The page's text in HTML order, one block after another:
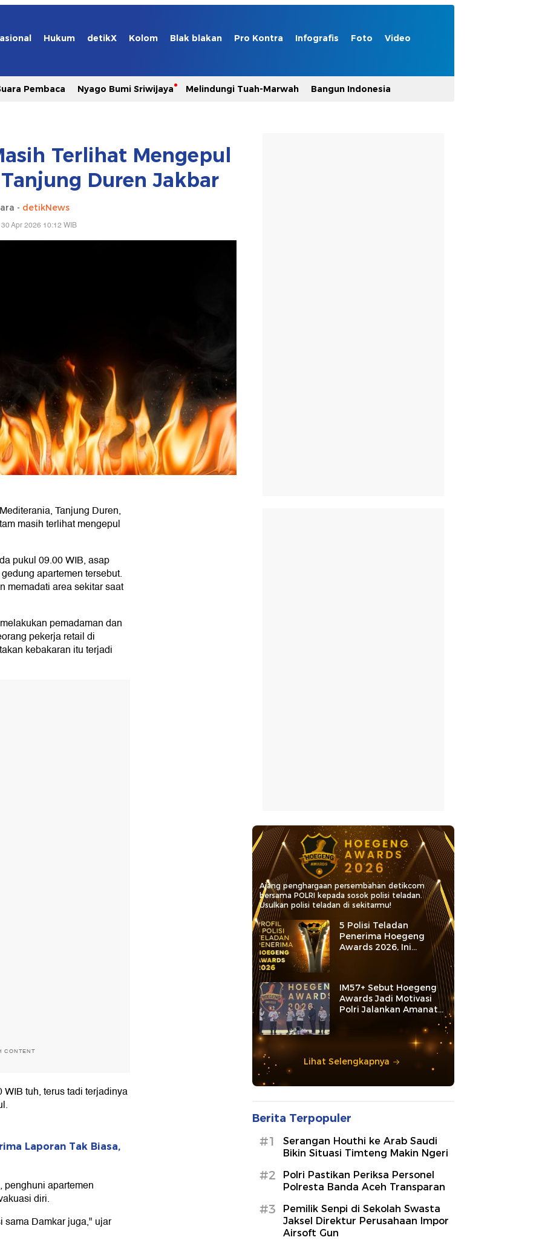
Hukum detikX Kolom Blak blakan Pro Kontra Infografis Foto Video
Pembaca Nyago Bumi Sriwijaya Melindungi Tuah-Marwah Bangun Indonesia
Terlihat Mengepul
Duren Jakbar
- detikNews
Apr 2026 10:12 WIB
Tanjung Duren,
masih terlihat mengepul
pukul 09.00 WIB, asap
apartemen tersebut.
memadati area sekitar saat
pemadaman dan
pekerja retail di
kebakaran itu terjadi
CONTENT
tuh, terus tadi terjadinya
Laporan Tak Biasa,
penghuni apartemen
diri.
sama Damkar juga," ujar
Ajang penghargaan persembahan detikcom
bersama POLRI kepada sosok polisi teladan.
Usulkan polisi teladan di sekitarmu!
5 Polisi Teladan
Penerima Hoegeng
Awards 2026, Ini
Kategori dan Kiprahnya
IM57+ Sebut Hoegeng
Awards Jadi Motivasi
Polri Jalankan Amanat
Lihat Selengkapnya
Berita Terpopuler
#1
Serangan Houthi ke Arab Saudi
Bikin Situasi Timteng Makin Ngeri
#2
Polri Pastikan Periksa Personel
Polresta Banda Aceh Transparan
#3
Pemilik Senpi di Sekolah Swasta
Jaksel Direktur Perusahaan Impor
Airsoft Gun